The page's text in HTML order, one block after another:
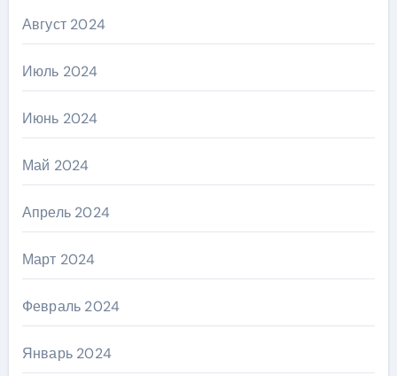
Август 2024
Июль 2024
Июнь 2024
Май 2024
Апрель 2024
Март 2024
Февраль 2024
Январь 2024